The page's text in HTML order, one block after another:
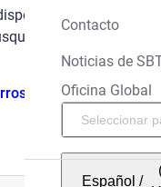
Contacto
Noticias de
Oficina Global
Español /
utilizando